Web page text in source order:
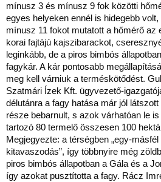
mínusz 3 és mínusz 9 fok közötti
egyes helyeken ennél is hidegebb
mínusz 11 fokot mutatott a hőmérő az
korai fajtájú kajszibarackot,
leginkább, de a piros bimbós
fagykár. A kár pontosabb
meg kell várniuk a terméskötődést.
Szatmári Ízek Kft. ügyvezető-
délutánra a fagy hatása már jól
része bebarnult, s azok várhatóan le
tartozó 80 termelő összesen 100
Megjegyezte: a térségben „egy-
kitavaszodás”, így többnyire még
piros bimbós állapotban a Gála és a
így azokat pusztította a fagy. Rácz